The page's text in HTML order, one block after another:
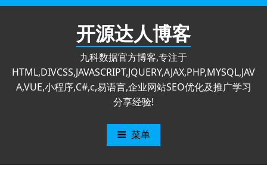
跳
开源达人博客
九科数据官方博客,专注于
HTML,DIVCSS,JAVASCRIPT,JQUERY,AJAX,PHP,MYSQL,JAV
A,VUE,小程序,C#,c,易语言,企业网站SEO优化及推广学习
分享经验!
菜单